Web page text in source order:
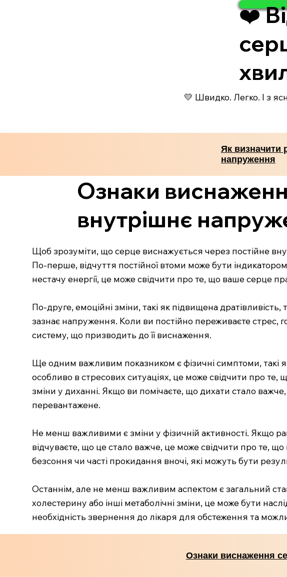
❤️
💛 Швидко. Легко. І з
Як визначити
напруження
Ознаки
внутрішнє
Щоб зрозуміти, що серце виснажується через постійне
По-перше, відчуття постійної втоми може бути
нестачу енергії, це може свідчити про те, що ваше серце
По-друге, емоційні зміни, такі як підвищена
зазнає напруження. Коли ви постійно переживаєте стрес,
систему, що призводить до її виснаження.
Ще одним важливим показником є фізичні симптоми, такі
особливо в стресових ситуаціях, це може свідчити про
зміни у диханні. Якщо ви помічаєте, що дихати стало
перевантажене.
Не менш важливими є зміни у фізичній активності. Якщо
відчуваєте, що це стало важче, це може свідчити про те,
безсоння чи часті прокидання вночі, які можуть бути
Останнім, але не менш важливим аспектом є загальний
холестерину або інші метаболічні зміни, це може бути
необхідність звернення до лікаря для обстеження та
Ознаки виснаження